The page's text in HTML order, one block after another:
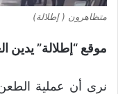
متظاهرون ( إطلالة)
موقع “إطلالة” يدين
نرى أن عملية الطعن